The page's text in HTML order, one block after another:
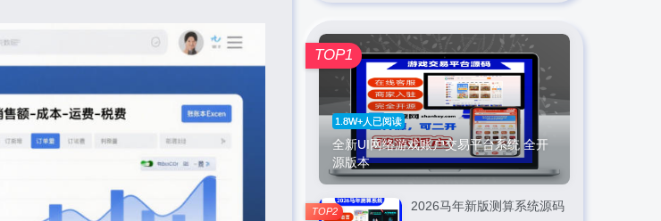
1.8W+人已阅读
全新UI网络游戏账户交易平台系统 全开
源版本
TOP1
2026马年新版测算系统源码
TOP2